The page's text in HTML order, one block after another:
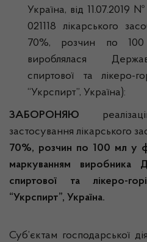
Україна, від 11.07.2019
021118 лікарського
70%, розчин по
вироблялася
спиртової та лікеро-
“Укрспирт”, Україна):
ЗАБОРОНЯЮ
застосування лікарського
70%, розчин по 100 мл у
маркуванням виробника
спиртової та лікеро-
“Укрспирт”, Україна.
Суб’єктам господарської